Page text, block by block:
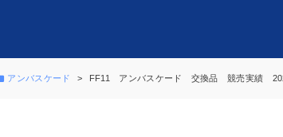
アンバスケード FF11 アンバスケード 交換品 競売実績